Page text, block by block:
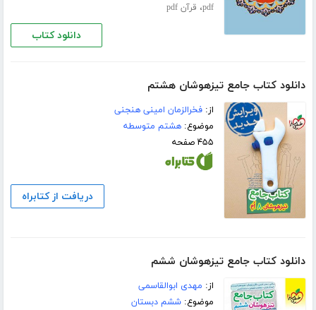
pdf، قرآن pdf
دانلود کتاب
دانلود کتاب جامع تیزهوشان هشتم
از:فخرالزمان امینی هنجنی
موضوع:هشتم متوسطه
۴۵۵ صفحه
دریافت از کتابراه
دانلود کتاب جامع تیزهوشان ششم
از: مهدی ابوالقاسمی
موضوع:ششم دبستان